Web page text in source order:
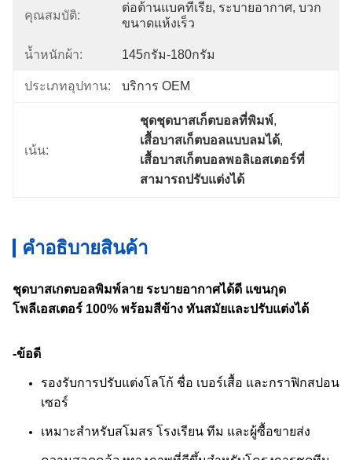
คุณสมบัติ:
ต่อต้านแบคทีเรีย, ระบายอากาศ, บวก
ขนาดแห้งเร็ว
น้ำหนักผ้า: 145กรัม-180กรัม
ประเภทอุปทาน: บริการ OEM
เน้น:
ชุดชุดบาสเก็ตบอลที่พิมพ์,
เสื้อบาสเก็ตบอลแบบลมได้,
เสื้อบาสเก็ตบอลพอลิเอสเตอร์ที่
สามารถปรับแต่งได้
คําอธิบายสินค้า
ชุดบาสเกตบอลพิมพ์ลาย ระบายอากาศได้ดี แขนกุด
โพลีเอสเตอร์ 100% พร้อมสีข้าง ทันสมัยและปรับแต่งได้
-ข้อดี
รองรับการปรับแต่งโลโก้ ชื่อ เบอร์เสื้อ และกราฟิกสปอน
เซอร์
เหมาะสำหรับสโมสร โรงเรียน ทีม และผู้ซื้อขายส่ง